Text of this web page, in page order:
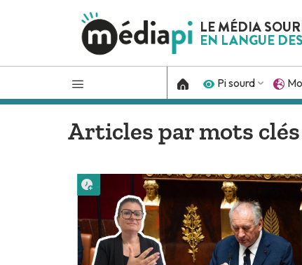
LE MÉDIA
EN LANGUE
Pi sourd
Articles par mots
Lire plus tard